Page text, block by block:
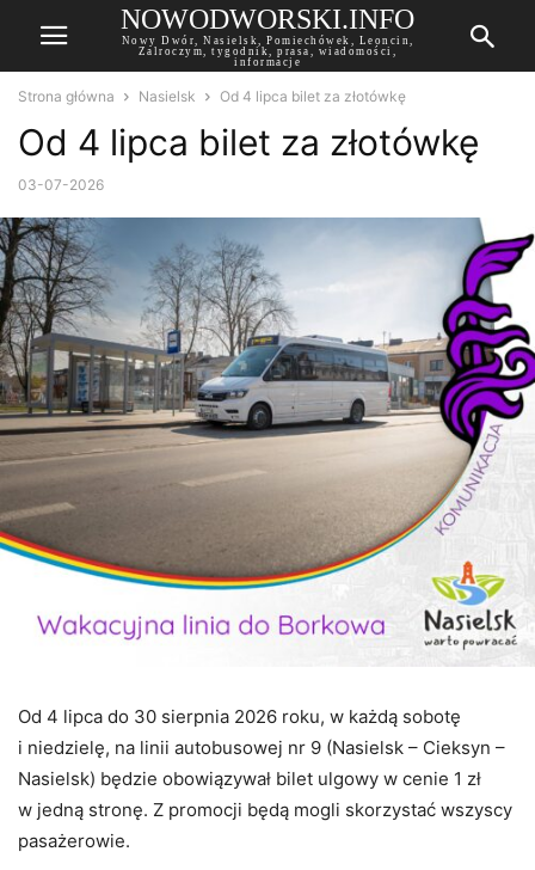
NOWODWORSKI.INFO
Nowy Dwór, Nasielsk, Pomiechówek, Leoncin,
Zalroczym, tygodnik, prasa, wiadomości,
informacje
Strona główna Nasielsk Od 4 lipca bilet za złotówkę
Od 4 lipca bilet za złotówkę
03-07-2026
Od 4 lipca do 30 sierpnia 2026 roku, w każdą sobotę
i niedzielę, na linii autobusowej nr 9 (Nasielsk – Cieksyn –
Nasielsk) będzie obowiązywał bilet ulgowy w cenie 1 zł
w jedną stronę. Z promocji będą mogli skorzystać wszyscy
pasażerowie.